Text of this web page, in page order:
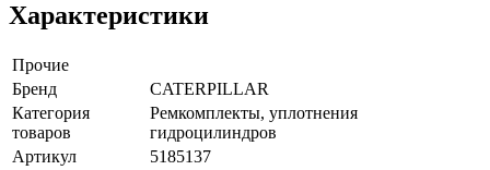
Характеристики
Прочие
Бренд
CATERPILLAR
Категория
товаров
Ремкомплекты, уплотнения
гидроцилиндров
Артикул
5185137